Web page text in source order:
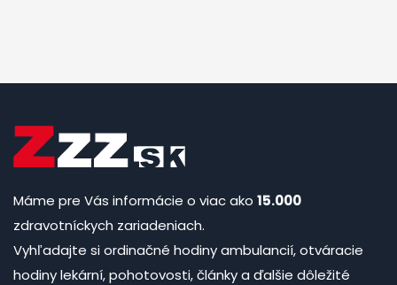
Máme pre Vás informácie o viac ako 15.000
zdravotníckych zariadeniach.
Vyhľadajte si ordinačné hodiny ambulancií, otváracie
hodiny lekární, pohotovosti, články a ďalšie dôležité